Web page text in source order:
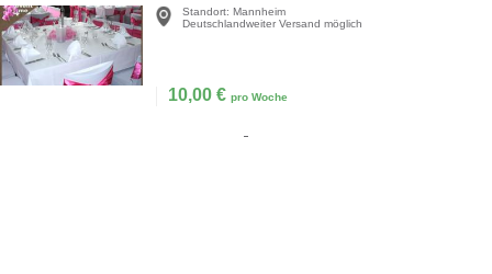
Standort: Mannheim
Deutschlandweiter Versand möglich
10,00 € pro Woche